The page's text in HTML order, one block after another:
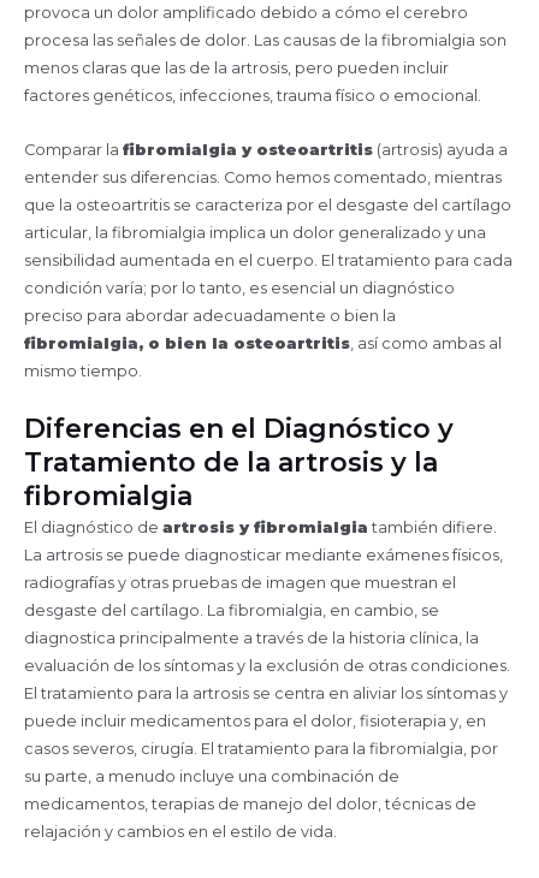
provoca un dolor amplificado debido a cómo el cerebro
procesa las señales de dolor. Las causas de la fibromialgia son
menos claras que las de la artrosis, pero pueden incluir
factores genéticos, infecciones, trauma físico o emocional.
Comparar la fibromialgia y osteoartritis (artrosis) ayuda a
entender sus diferencias. Como hemos comentado, mientras
que la osteoartritis se caracteriza por el desgaste del cartílago
articular, la fibromialgia implica un dolor generalizado y una
sensibilidad aumentada en el cuerpo. El tratamiento para cada
condición varía; por lo tanto, es esencial un diagnóstico
preciso para abordar adecuadamente o bien la
fibromialgia, o bien la osteoartritis, así como ambas al
mismo tiempo.
Diferencias en el Diagnóstico y
Tratamiento de la artrosis y la
fibromialgia
El diagnóstico de artrosis y fibromialgia también difiere.
La artrosis se puede diagnosticar mediante exámenes físicos,
radiografías y otras pruebas de imagen que muestran el
desgaste del cartílago. La fibromialgia, en cambio, se
diagnostica principalmente a través de la historia clínica, la
evaluación de los síntomas y la exclusión de otras condiciones.
El tratamiento para la artrosis se centra en aliviar los síntomas y
puede incluir medicamentos para el dolor, fisioterapia y, en
casos severos, cirugía. El tratamiento para la fibromialgia, por
su parte, a menudo incluye una combinación de
medicamentos, terapias de manejo del dolor, técnicas de
relajación y cambios en el estilo de vida.